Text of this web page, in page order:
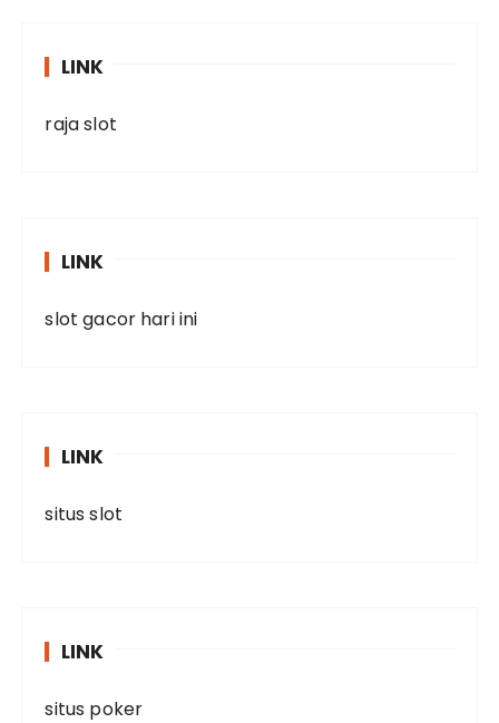
LINK
raja slot
LINK
slot gacor hari ini
LINK
situs slot
LINK
situs poker